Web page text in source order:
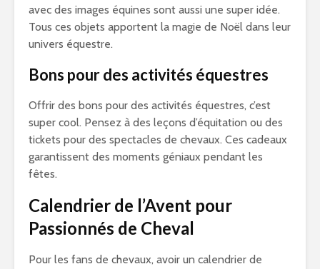
avec des images équines sont aussi une super idée.
Tous ces objets apportent la magie de Noël dans leur
univers équestre.
Bons pour des activités équestres
Offrir des bons pour des activités équestres, c’est
super cool. Pensez à des leçons d’équitation ou des
tickets pour des spectacles de chevaux. Ces cadeaux
garantissent des moments géniaux pendant les
fêtes.
Calendrier de l’Avent pour
Passionnés de Cheval
Pour les fans de chevaux, avoir un calendrier de